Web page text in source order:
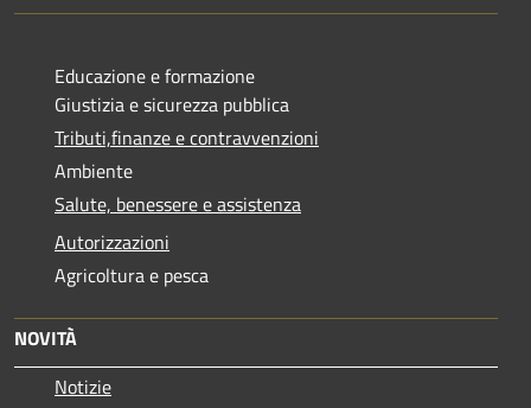
Educazione e formazione
Giustizia e sicurezza pubblica
Tributi,finanze e contravvenzioni
Ambiente
Salute, benessere e assistenza
Autorizzazioni
Agricoltura e pesca
NOVITÀ
Notizie